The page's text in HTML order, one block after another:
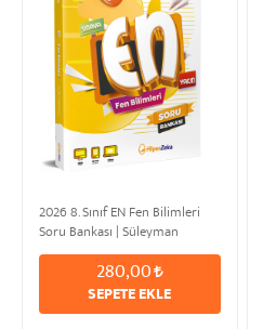
2026 8. Sınıf EN Fen Bilimleri
Soru Bankası | Süleyman
ALTINTAŞ
280,00
SEPETE EKLE